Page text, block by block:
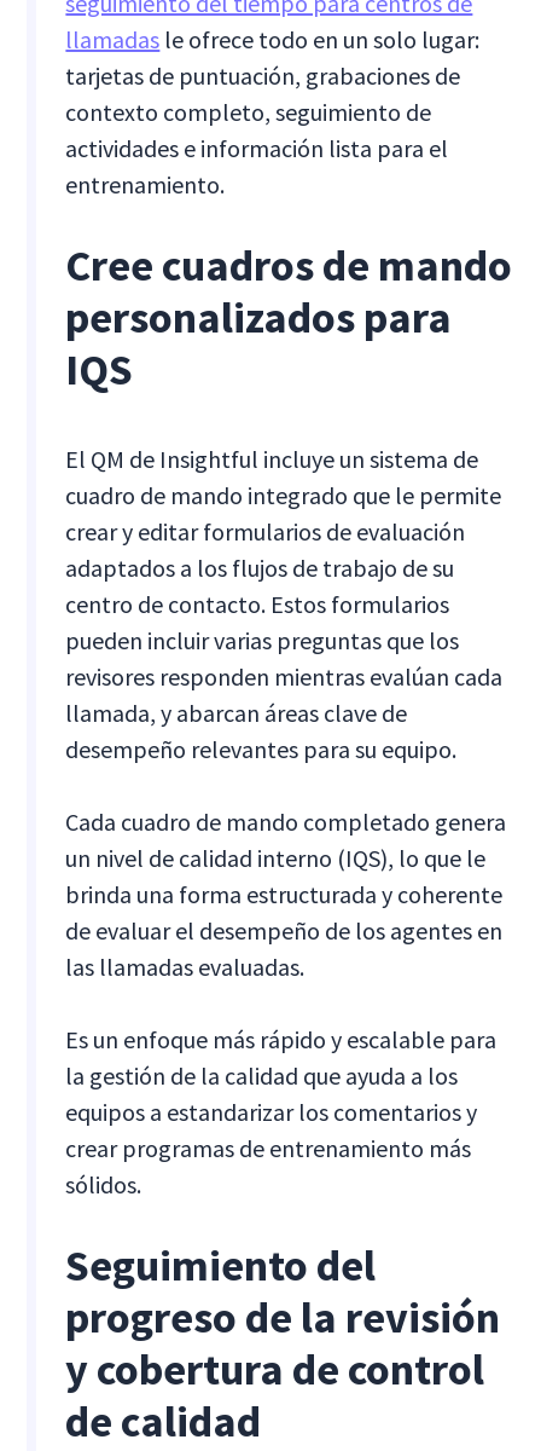
llamadas le ofrece todo en un solo lugar:
tarjetas de puntuación, grabaciones de
contexto completo, seguimiento de
actividades e información lista para el
entrenamiento.
Cree cuadros de mando
personalizados para
IQS
El QM de Insightful incluye un sistema de
cuadro de mando integrado que le permite
crear y editar formularios de evaluación
adaptados a los flujos de trabajo de su
centro de contacto. Estos formularios
pueden incluir varias preguntas que los
revisores responden mientras evalúan cada
llamada, y abarcan áreas clave de
desempeño relevantes para su equipo.
Cada cuadro de mando completado genera
un nivel de calidad interno (IQS), lo que le
brinda una forma estructurada y coherente
de evaluar el desempeño de los agentes en
las llamadas evaluadas.
Es un enfoque más rápido y escalable para
la gestión de la calidad que ayuda a los
equipos a estandarizar los comentarios y
crear programas de entrenamiento más
sólidos.
Seguimiento del
progreso de la revisión
y cobertura de control
de calidad